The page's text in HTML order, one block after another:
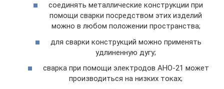
соединять металлические конструкции при
помощи сварки посредством этих изделий
можно в любом положении пространства;
для сварки конструкций можно применять
удлиненную дугу;
сварка при помощи электродов АНО-21 может
производиться на низких токах;